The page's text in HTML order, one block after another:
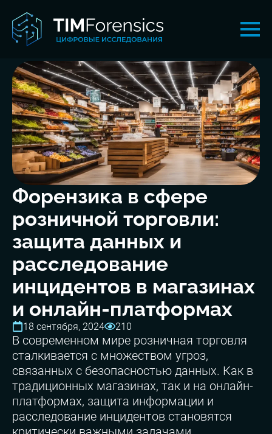
Форензика в сфере
розничной торговли:
защита данных и
расследование
инцидентов в магазинах
и онлайн-платформах
18 сентября, 2024 210
В современном мире розничная торговля
сталкивается с множеством угроз,
связанных с безопасностью данных. Как в
традиционных магазинах, так и на онлайн-
платформах, защита информации и
расследование инцидентов становятся